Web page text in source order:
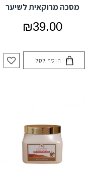
מסכה מרוקאית לשיער
₪39.00
הוסף לסל